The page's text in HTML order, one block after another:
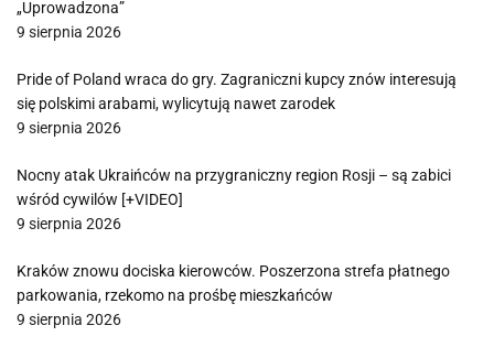
„Uprowadzona”
9 sierpnia 2026
Pride of Poland wraca do gry. Zagraniczni kupcy znów interesują
się polskimi arabami, wylicytują nawet zarodek
9 sierpnia 2026
Nocny atak Ukraińców na przygraniczny region Rosji – są zabici
wśród cywilów [+VIDEO]
9 sierpnia 2026
Kraków znowu dociska kierowców. Poszerzona strefa płatnego
parkowania, rzekomo na prośbę mieszkańców
9 sierpnia 2026